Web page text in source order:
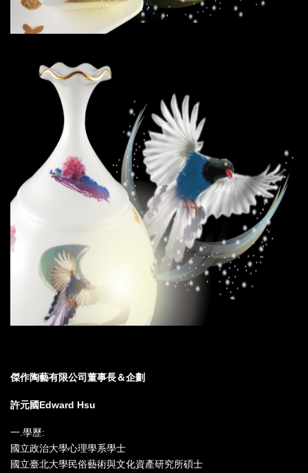
傑作陶藝有限公司董事長＆企劃
許元國Edward Hsu
一.學歷:
國立政治大學心理學系學士
國立臺北大學民俗藝術與文化資產研究所碩士